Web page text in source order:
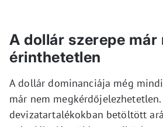
A dollár szerepe már
érinthetetlen
A dollár dominanciája még
már nem
devizatartalékokban betöltött